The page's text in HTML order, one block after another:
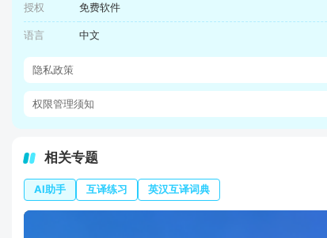
授权 免费软件
语言 中文
隐私政策
权限管理须知
相关专题
AI助手 互译练习 英汉互译词典